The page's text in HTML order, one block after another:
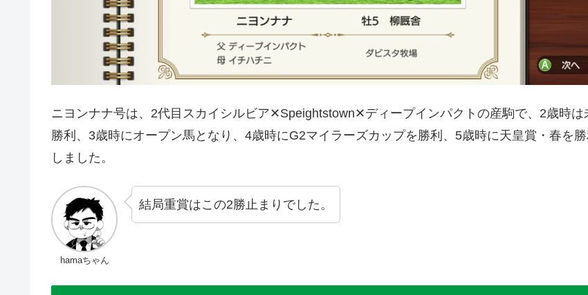
ニヨンナナ号は、2代目スカイシルビア✕Speightstown✕ディープインパクトの産駒で、2歳時は
勝利、3歳時にオープン馬となり、4歳時にG2マイラーズカップを勝利、5歳時に天皇賞・春を勝
しました。
hamaちゃん
結局重賞はこの2勝止まりでした。